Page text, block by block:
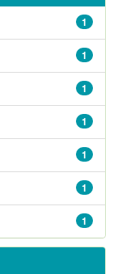
1
1
1
1
1
1
1